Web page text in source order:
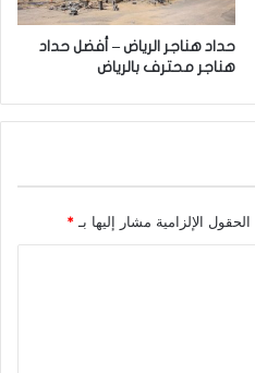
حداد هناجر الرياض – أفضل حداد
هناجر محترف بالرياض
الحقول الإلزامية مشار إليها بـ *